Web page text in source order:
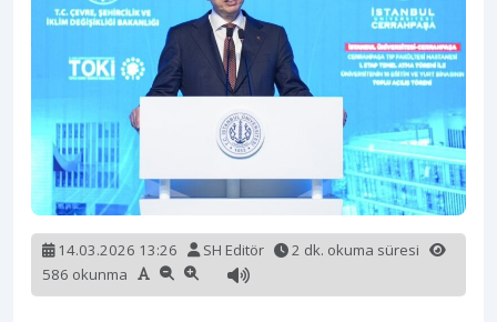
14.03.2026 13:26 SH Editör
2 dk. okuma süresi
586 okunma